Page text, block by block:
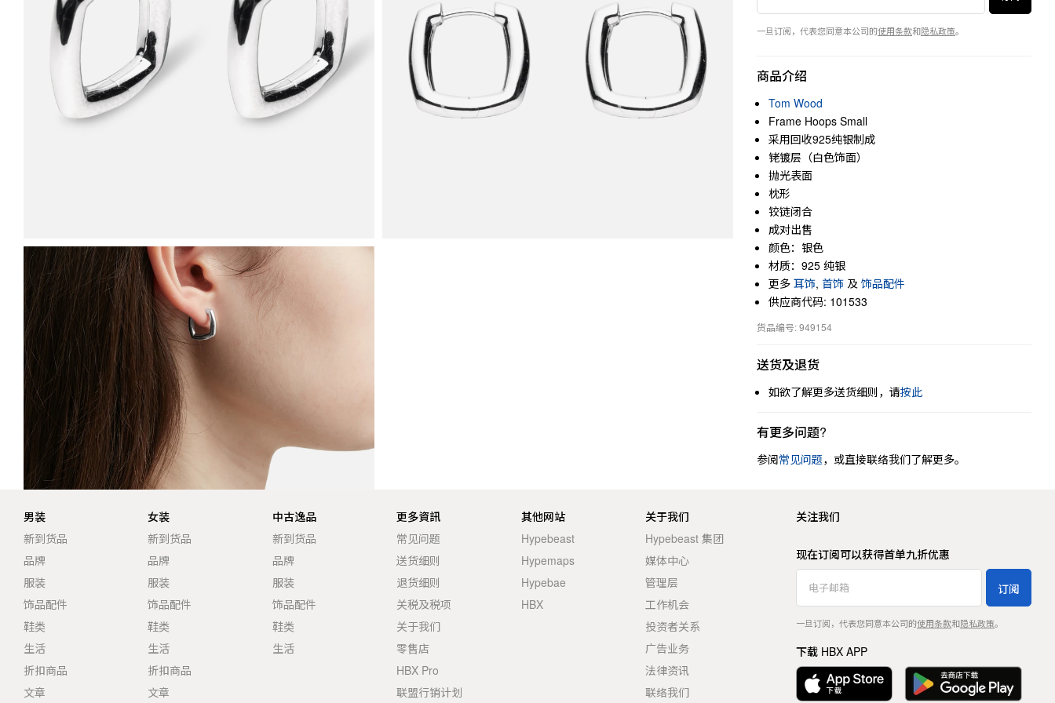
一旦订阅，代表您同意本公司的使用条款和隐私政策。
商品介绍
Tom Wood
Frame Hoops Small
采用回收925纯银制成
铑镀层（白色饰面）
抛光表面
枕形
铰链闭合
成对出售
颜色：银色
材质：925 纯银
更多 耳饰, 首饰 及 饰品配件
供应商代码: 101533
货品编号: 949154
送货及退货
如欲了解更多送货细则，请按此
有更多问题?
参阅常见问题，或直接联络我们了解更多。
男装
新到货品
品牌
服装
饰品配件
鞋类
生活
折扣商品
文章
女装
新到货品
品牌
服装
饰品配件
鞋类
生活
折扣商品
文章
中古逸品
新到货品
品牌
服装
饰品配件
鞋类
生活
更多資訊
常见问题
送货细则
退货细则
关税及税项
关于我们
零售店
HBX Pro
联盟行销计划
其他网站
Hypebeast
Hypemaps
Hypebae
HBX
关于我们
Hypebeast 集团
媒体中心
管理层
工作机会
投资者关系
广告业务
法律资讯
联络我们
关注我们
现在订阅可以获得首单九折优惠
订阅
一旦订阅，代表您同意本公司的使用条款和隐私政策。
下载 HBX APP